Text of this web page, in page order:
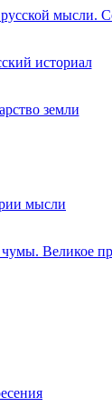
мысли.
историал
земли
мысли
Великое